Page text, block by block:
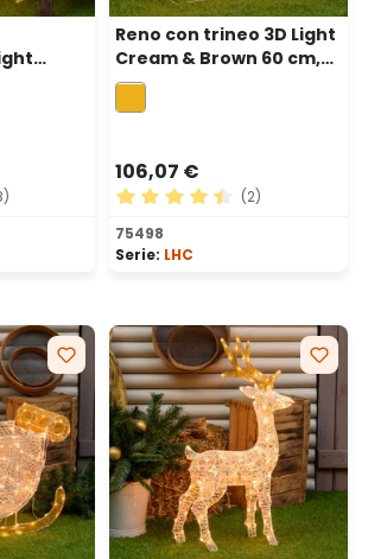
cm,
de 4.75 de 5 estrellas
Reno con trineo 3D Light
Cream & Brown 60 cm,
160 led blanco extra
cálido
106,07 €
Calificación promedio de
(2)
75498
Serie: LHC